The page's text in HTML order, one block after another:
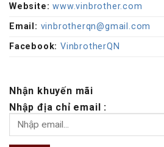
Website: www.vinbrother.com
Email: vinbrotherqn@gmail.com
Facebook: VinbrotherQN
Nhận khuyến mãi
Nhập địa chỉ email :